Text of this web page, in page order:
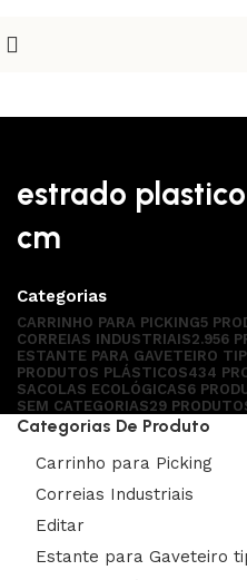
estrado
cm
Categorias
CARRINHO PARA PICKING5
CORREIAS INDUSTRIAIS2.956
ESTANTE PARA GAVETEIRO
PRODUTOS PLÁSTICOS434
SACOLAS ECOLÓGICAS6
SEM CATEGORIAS29
Categorias De Produto
Carrinho para Picking
Correias Industriais
Editar
Estante para Gaveteiro